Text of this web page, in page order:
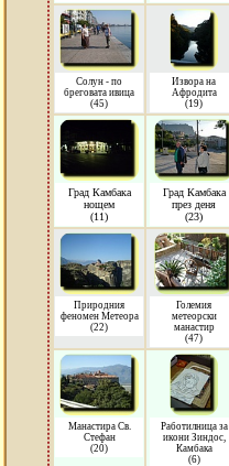
Солун - по
бреговата ивица
(45)
Извора на
Афродита
(19)
Град Камбака
нощем
(11)
Град Камбака
през деня
(23)
Природния
феномен Метеора
(22)
Големия
метеорски
манастир
(47)
Манастира Св.
Стефан
(20)
Работилница за
икони Зиндос,
Камбака
(6)